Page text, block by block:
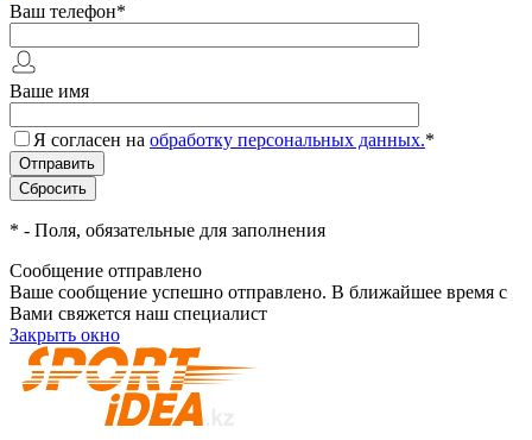
Ваш телефон*
Ваше имя
Я согласен на обработку персональных данных.*
* - Поля, обязательные для заполнения
Сообщение отправлено
Ваше сообщение успешно отправлено. В ближайшее время с
Вами свяжется наш специалист
Закрыть окно